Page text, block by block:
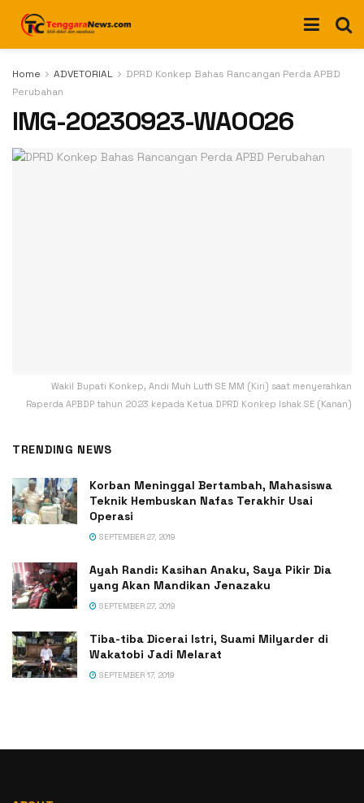
Home ADVETORIAL
DPRD Konkep Bahas Rancangan Perda APBD
Perubahan
IMG-20230923-WA0026
Wakil Bupati Konkep, Andi Muh Lutfi SE MM (Kiri) saat menyerahkan
Raperda APBDP tahun 2023 kepada Ketua DPRD Konkep Ishak SE (Kanan)
TRENDING NEWS
Korban Meninggal Bertambah, Mahasiswa
Teknik Hembuskan Nafas Terakhir Usai
Operasi
SEPTEMBER 27, 2019
Ayah Randi: Kasihan Anaku, Saya Pikir Dia
yang Akan Mandikan Jenazaku
SEPTEMBER 27, 2019
Tiba-tiba Dicerai Istri, Suami Milyarder di
Wakatobi Jadi Melarat
SEPTEMBER 17, 2019